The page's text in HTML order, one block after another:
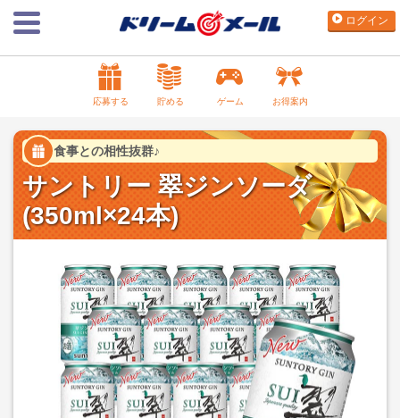
ログイン
応募する 貯める ゲーム お得案内
食事との相性抜群♪
サントリー 翠ジンソーダ
(350ml×24本)